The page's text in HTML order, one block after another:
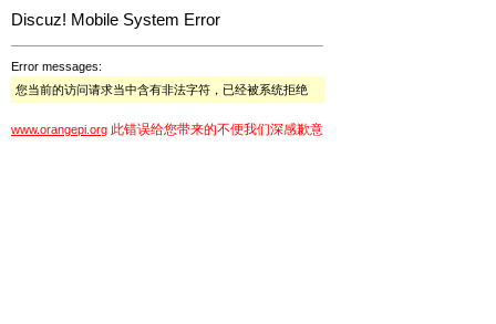
Discuz! Mobile System Error
Error messages:
您当前的访问请求当中含有非法字符，已经被系统拒绝
www.orangepi.org 此错误给您带来的不便我们深感歉意